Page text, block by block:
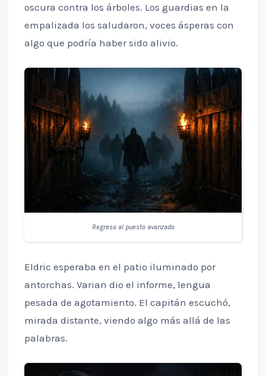
oscura contra los árboles. Los guardias en la
empalizada los saludaron, voces ásperas con
algo que podría haber sido alivio.
Regreso al puesto avanzado
Eldric esperaba en el patio iluminado por
antorchas. Varian dio el informe, lengua
pesada de agotamiento. El capitán escuchó,
mirada distante, viendo algo más allá de las
palabras.